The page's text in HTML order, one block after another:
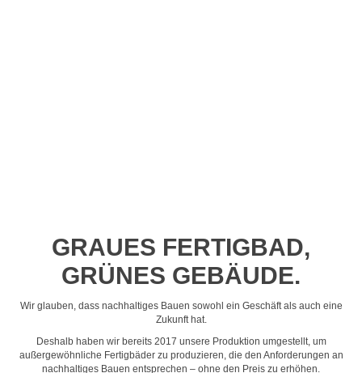
GRAUES FERTIGBAD,
GRÜNES GEBÄUDE.
Wir glauben, dass nachhaltiges Bauen sowohl ein Geschäft als auch eine
Zukunft hat.
Deshalb haben wir bereits 2017 unsere Produktion umgestellt, um
außergewöhnliche Fertigbäder zu produzieren, die den Anforderungen an
nachhaltiges Bauen entsprechen – ohne den Preis zu erhöhen.